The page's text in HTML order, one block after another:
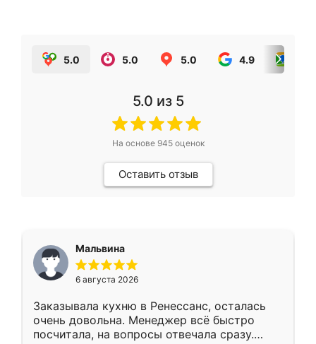
5.0 5.0 5.0 4.9
5.0 из 5
На основе 945оценок
Оставить отзыв
Мальвина
6 августа 2026
Заказывала кухню в Ренессанс, осталась
очень довольна. Менеджер всё быстро
посчитала, на вопросы отвечала сразу.